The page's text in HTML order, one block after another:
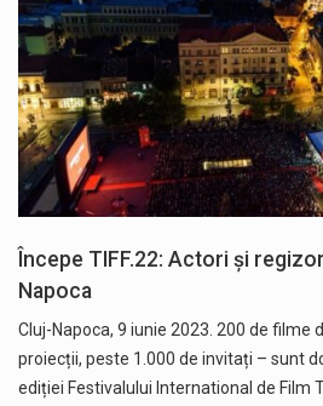
Începe TIFF.22: Actori și
Napoca
Cluj-Napoca, 9 iunie 2023. 200 de filme
proiecții, peste 1.000 de invitați – sunt
ediției Festivalului International de Film